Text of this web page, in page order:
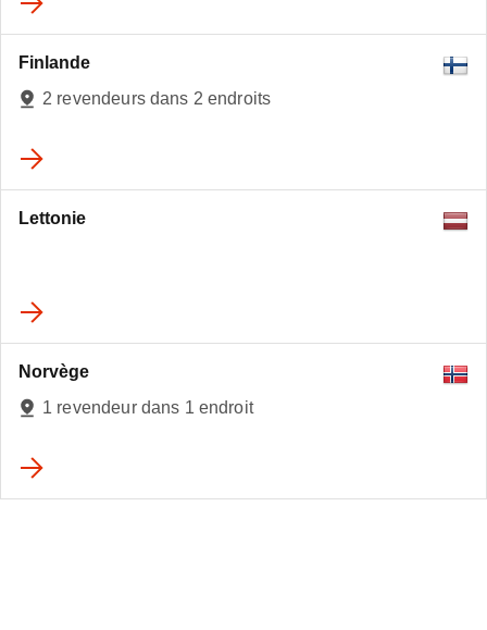
Finlande
2 revendeurs dans 2 endroits
Lettonie
Norvège
1 revendeur dans 1 endroit